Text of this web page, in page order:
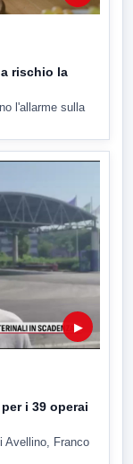
rischio la
l'allarme sulla
▶
i 39 operai
Avellino, Franco